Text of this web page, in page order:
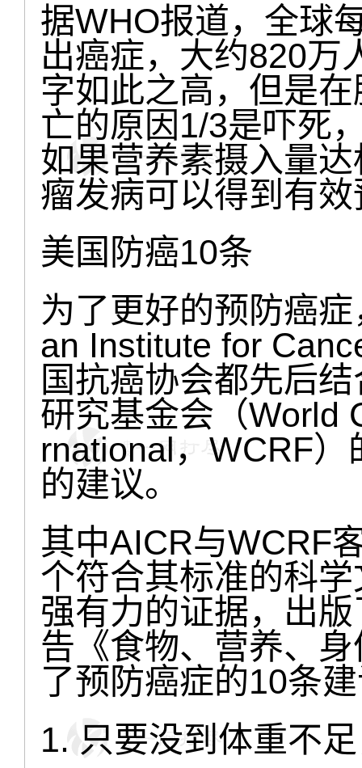
据WHO报道，全球
出癌症，大约820万
字如此之高，但是
亡的原因1/3是吓死
如果营养素摄入量
瘤发病可以得到有
美国防癌10条
为了更好的预防癌
an Institute for
国抗癌协会都先后
研究基金会（World
rnational，WCRF
的建议。
其中AICR与WCRF
个符合其标准的科
强有力的证据，出
告《食物、营养、
了预防癌症的10条
1. 只要没到体重不